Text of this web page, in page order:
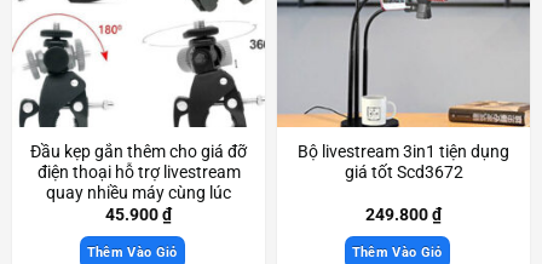
Đầu kẹp gắn thêm cho giá đỡ
điện thoại hỗ trợ livestream
quay nhiều máy cùng lúc
Scd3560
45.900₫
Thêm Vào Giỏ
Bộ livestream 3in1 tiện dụng
giá tốt Scd3672
249.800₫
Thêm Vào Giỏ